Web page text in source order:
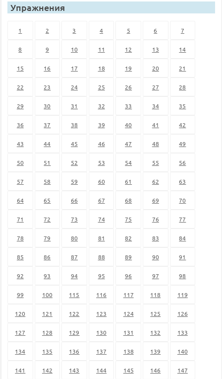
Упражнения
1 2 3 4 5 6 7
8 9 10 11 12 13 14
15 16 17 18 19 20 21
22 23 24 25 26 27 28
29 30 31 32 33 34 35
36 37 38 39 40 41 42
43 44 45 46 47 48 49
50 51 52 53 54 55 56
57 58 59 60 61 62 63
64 65 66 67 68 69 70
71 72 73 74 75 76 77
78 79 80 81 82 83 84
85 86 87 88 89 90 91
92 93 94 95 96 97 98
99 100 115 116 117 118 119
120 121 122 123 124 125 126
127 128 129 130 131 132 133
134 135 136 137 138 139 140
141 142 143 144 145 146 147